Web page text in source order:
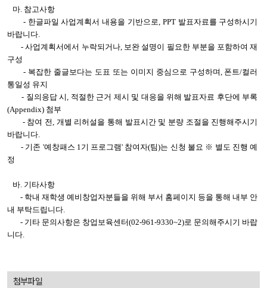
마. 참고사항
- 한글파일 사업계획서 내용을 기반으로, PPT 발표자료를 구성하시기
바랍니다.
- 사업계획서에서 누락되거나, 보완 설명이 필요한 부분을 포함하여 재
구성
- 복잡한 줄글보다는 도표 또는 이미지 중심으로 구성하며, 폰트/컬러
통일성 유지
- 질의응답 시, 적절한 근거 제시 및 대응을 위해 발표자료 후단에 부록
(Appendix) 첨부
- 참여 전, 개별 리허설을 통해 발표시간 및 분량 조절을 진행해주시기
바랍니다.
- 기존 '예창패스 1기 프로그램' 참여자(팀)는 신청 불요 ※ 별도 진행 예
정
바. 기타사항
- 학내 재학생 예비창업자분들을 위해 부서 홈페이지 등을 통해 내부 안
내 부탁드립니다.
- 기타 문의사항은 창업보육센터(02-961-9330~2)로 문의해주시기 바랍
니다.
첨부파일